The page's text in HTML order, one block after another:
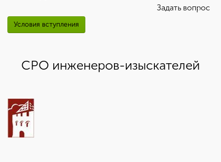
Задать вопрос
Условия вступления
СРО инженеров-изыскателей